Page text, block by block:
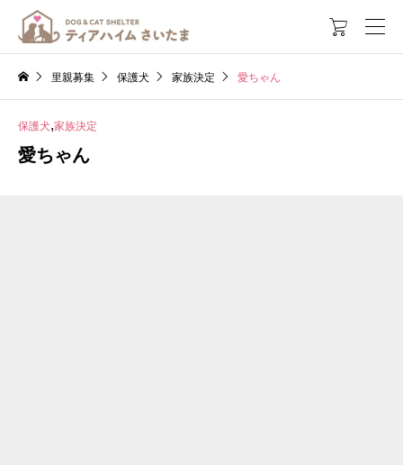

里親募集 保護犬 家族決定 愛ちゃん
保護犬,家族決定
愛ちゃん